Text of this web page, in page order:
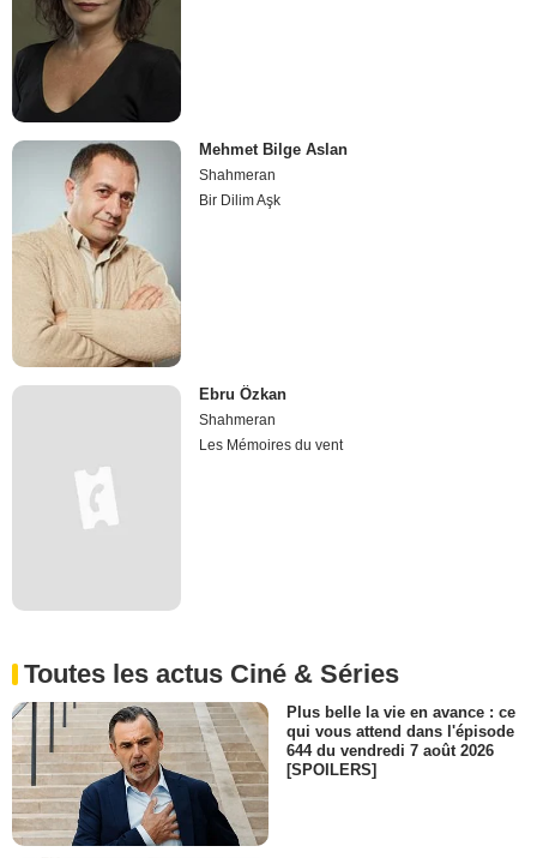
Mehmet Bilge Aslan
Shahmeran
Bir Dilim Aşk
Ebru Özkan
Shahmeran
Les Mémoires du vent
Toutes les actus Ciné & Séries
Plus belle la vie en avance : ce
qui vous attend dans l'épisode
644 du vendredi 7 août 2026
[SPOILERS]